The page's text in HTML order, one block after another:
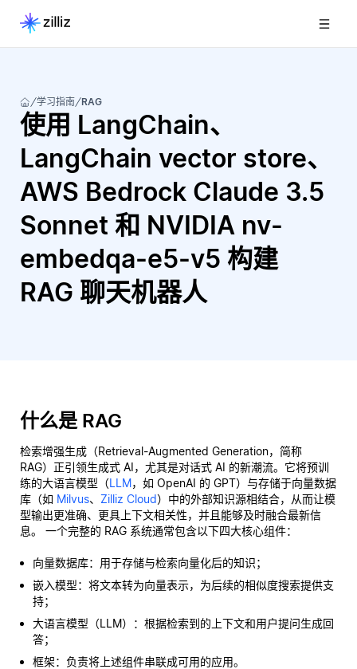
学习指南 RAG
使用 LangChain、
LangChain vector store、
AWS Bedrock Claude 3.5
Sonnet 和 NVIDIA nv-
embedqa-e5-v5 构建
RAG 聊天机器人
什么是 RAG
检索增强生成（Retrieval-Augmented Generation，简称
RAG）正引领生成式 AI，尤其是对话式 AI 的新潮流。它将预训
练的大语言模型（LLM，如 OpenAI 的 GPT）与存储于向量数据
库（如 Milvus、 Zilliz Cloud）中的外部知识源相结合，从而让模
型输出更准确、更具上下文相关性，并且能够及时融合最新信
息。 一个完整的 RAG 系统通常包含以下四大核心组件：
向量数据库：用于存储与检索向量化后的知识；
嵌入模型：将文本转为向量表示，为后续的相似度搜索提供支
持；
大语言模型（LLM）：根据检索到的上下文和用户提问生成回
答；
框架：负责将上述组件串联成可用的应用。